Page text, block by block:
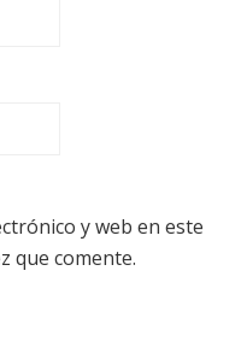
y web en este
que comente.